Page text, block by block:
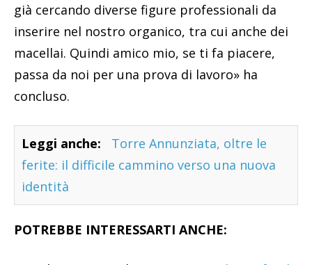
già cercando diverse figure professionali da
inserire nel nostro organico, tra cui anche dei
macellai. Quindi amico mio, se ti fa piacere,
passa da noi per una prova di lavoro» ha
concluso.
Leggi anche:
Torre Annunziata, oltre le
ferite: il difficile cammino verso una nuova
identità
POTREBBE INTERESSARTI ANCHE: